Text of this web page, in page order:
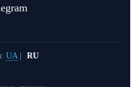
UA| RU